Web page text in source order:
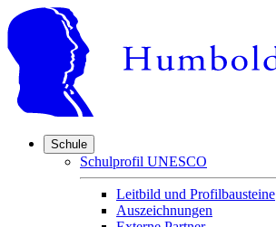
Schule
Schulprofil UNESCO
Leitbild und Profilbausteine
Auszeichnungen